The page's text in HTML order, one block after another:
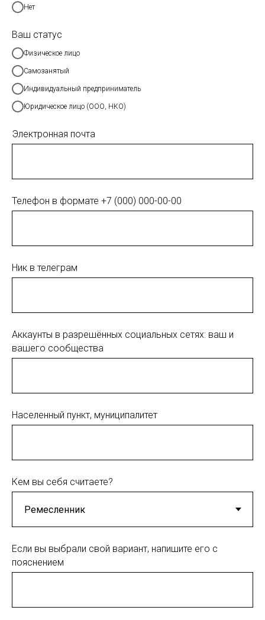
Нет
Ваш статус
Физическое лицо
Самозанятый
Индивидуальный предприниматель
Юридическое лицо (ООО, НКО)
Электронная почта
Телефон в формате +7 (000) 000-00-00
Ник в телеграм
Аккаунты в разрешённых социальных сетях: ваш и
вашего сообщества
Населенный пункт, муниципалитет
Кем вы себя считаете?
Если вы выбрали свой вариант, напишите его с
пояснением